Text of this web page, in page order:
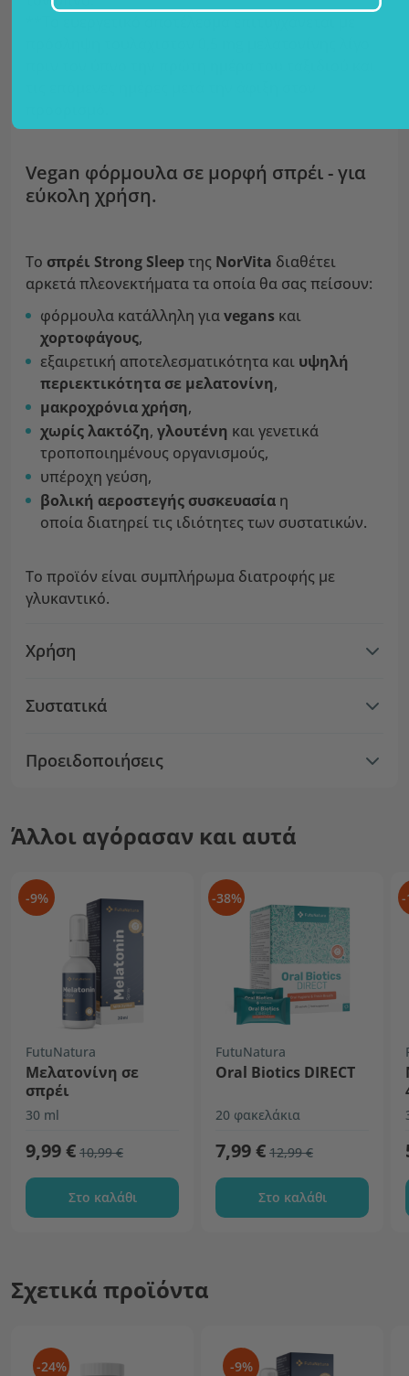
Vegan φόρμουλα σε μορφή σπρέι - για
εύκολη χρήση.
Το σπρέι Strong Sleepτης NorVita διαθέτει
αρκετά πλεονεκτήματα τα οποία θα σας πείσουν:
φόρμουλα κατάλληλη γιαvegans και
χορτοφάγους,
εξαιρετική αποτελεσματικότητα και υψηλή
περιεκτικότητα σε μελατονίνη,
μακροχρόνια χρήση,
χωρίς λακτόζη, γλουτένη και γενετικά
τροποποιημένους οργανισμούς,
υπέροχη γεύση,
βολική αεροστεγής συσκευασία η
οποία διατηρεί τις ιδιότητες των συστατικών.
Το προϊόν είναι συμπλήρωμα διατροφής με
γλυκαντικό.
Χρήση
Συστατικά
Προειδοποιήσεις
Άλλοι αγόρασαν και αυτά
-9%
FutuNatura
Μελατονίνη σε
σπρέι
30 ml
9,99 € 10,99 €
Στο καλάθι
-38%
FutuNatura
Oral Biotics DIRECT
20 φακελάκια
7,99 € 12,99 €
Στο καλάθι
-
Σχετικά προϊόντα
-24% -9%